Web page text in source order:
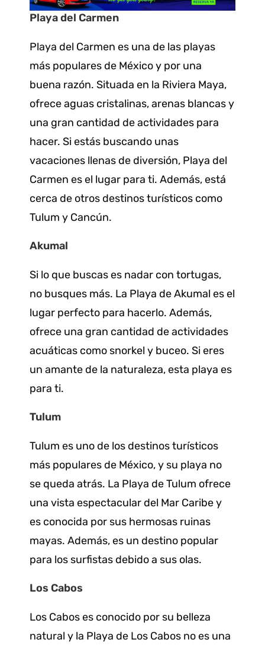
Playa del Carmen
Playa del Carmen es una de las playas
más populares de México y por una
buena razón. Situada en la Riviera Maya,
ofrece aguas cristalinas, arenas blancas y
una gran cantidad de actividades para
hacer. Si estás buscando unas
vacaciones llenas de diversión, Playa del
Carmen es el lugar para ti. Además, está
cerca de otros destinos turísticos como
Tulum y Cancún.
Akumal
Si lo que buscas es nadar con tortugas,
no busques más. La Playa de Akumal es el
lugar perfecto para hacerlo. Además,
ofrece una gran cantidad de actividades
acuáticas como snorkel y buceo. Si eres
un amante de la naturaleza, esta playa es
para ti.
Tulum
Tulum es uno de los destinos turísticos
más populares de México, y su playa no
se queda atrás. La Playa de Tulum ofrece
una vista espectacular del Mar Caribe y
es conocida por sus hermosas ruinas
mayas. Además, es un destino popular
para los surfistas debido a sus olas.
Los Cabos
Los Cabos es conocido por su belleza
natural y la Playa de Los Cabos no es una